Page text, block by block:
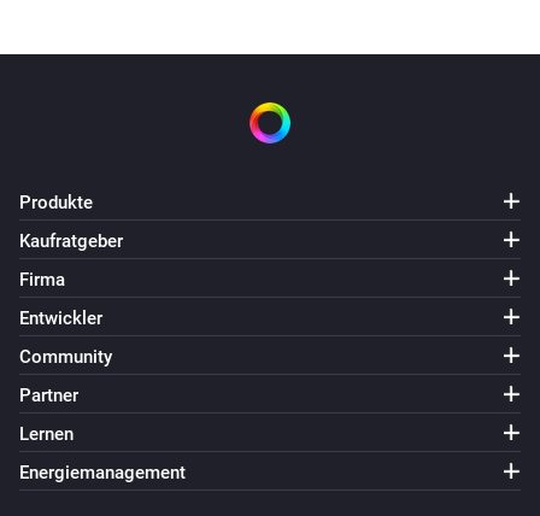
Produkte
Kaufratgeber
Firma
Entwickler
Community
Partner
Lernen
Energiemanagement